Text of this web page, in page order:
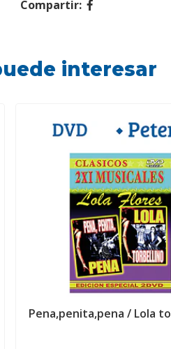
Compartir:
interesar
Pena,penita,pena / Lola